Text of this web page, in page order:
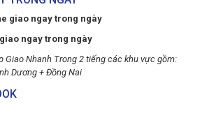
giao ngay trong ngày
ngay trong ngày
Giao Nhanh Trong 2 tiếng các khu vực gồm:
Dương + Đồng Nai